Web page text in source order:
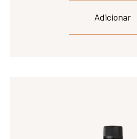
Adicionar